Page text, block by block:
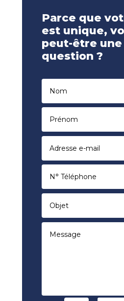
Parce que
est unique,
peut-être une
question ?